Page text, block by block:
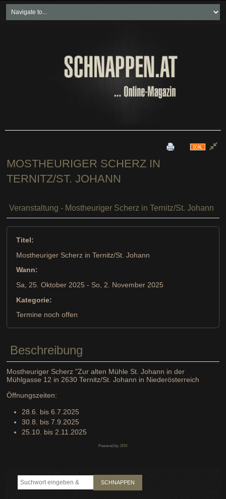
Neueste Beiträge
Soziales & Projekte
MOSTHEURIGER SCHERZ IN
TERNITZ/ST. JOHANN
Veranstaltung - Mostheuriger Scherz in Ternitz/St. Johann
Titel:
Mostheuriger Scherz in Ternitz/St. Johann
Wann:
Sa, 25. Oktober 2025 - So, 2. November 2025
Kategorie:
Termine noch offen
Beschreibung
Mostheuriger Scherz "Zur alten Mühle St. Johann in der
Mühlgasse 12 in 2630 Ternitz/St. Johann in Niederösterreich
Öffnungszeiten:
28.6. bis 6.7.2025
30.8. bis 7.9.2025
25.10. bis 2.11.2025
Powered by JEM
SCHNAPPEN